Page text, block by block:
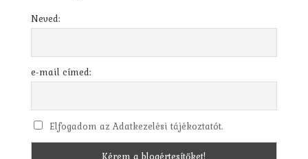
Neved:
e-mail címed:
Elfogadom az Adatkezelési tájékoztatót.